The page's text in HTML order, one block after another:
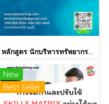
หลักสูตร นักบริหารทรัพยากรบุคคลมือใหม่ (HR New Comer)
New
Best Seller